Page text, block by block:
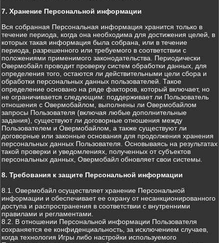
7. Хранение Персональной информации
Вся собранная Персональная информация хранится только в
течение периода, когда она необходима для достижения целей, в
которых такая информация была собрана, или в течение
периода, разрешенного или требуемого в соответствии с
положениями применимого законодательства. Периодически
Овермобайл проводит проверку систем обработки данных, для
определения того, остаются ли действительными цели сбора и
обработки персональных данных пользователей. Такое
определение основано на ряде факторов, который включает, но
не ограничивается следующим: поддерживает ли Пользователь
отношения с Овермобайлом, выполнены ли Овермобайлом
запросы Пользователя (включая любые дополнительные
задания), существуют ли договорные отношения между
Пользователем и Овермобайлом, а также существуют ли
договорные или законные основания для продолжения хранения
персональных данных Пользователя. Основываясь на результатах
такой проверки и уведомлениях, полученных от субъектов
персональных данных, Овермобайл обновляет свои системы.
8. Требования к защите Персональной информации
8.1. Овермобайл осуществляет хранение Персональной
информации и обеспечивает ее охрану от несанкционированного
доступа и распространения в соответствии с внутренними
правилами и регламентами.
8.2. В отношении Персональной информации Пользователя
сохраняется ее конфиденциальность, за исключением случаев,
когда технология Игры либо настройки используемого